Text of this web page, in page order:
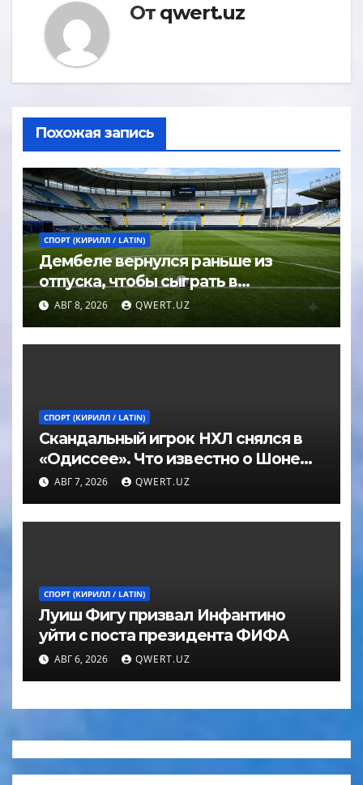
От qwert.uz
Похожая запись
СПОРТ (КИРИЛЛ / LATIN)
Дембеле вернулся раньше из
отпуска, чтобы сыграть в
Суперкубке УЕФА
АВГ 8, 2026 QWERT.UZ
СПОРТ (КИРИЛЛ / LATIN)
Скандальный игрок НХЛ снялся в
«Одиссее». Что известно о Шоне
Эйвери
АВГ 7, 2026 QWERT.UZ
СПОРТ (КИРИЛЛ / LATIN)
Луиш Фигу призвал Инфантино
уйти с поста президента ФИФА
АВГ 6, 2026 QWERT.UZ